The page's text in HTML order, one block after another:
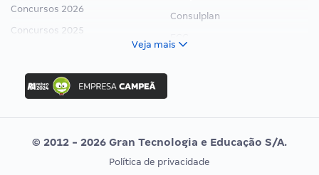
Concursos 2026
Concursos 2025
Concurso Ibama
Concurso MPU
Editais publicados
Consulplan
Vunesp
CONCURSOS POR PROFISSÃO
EXAME DE ORDEM
Veja mais
© 2012 - 2026 Gran Tecnologia e Educação S/A.
Política de privacidade